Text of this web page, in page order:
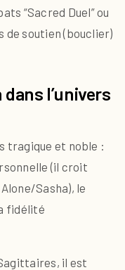
“Sacred Duel” ou
de soutien (bouclier)
l’univers
tragique et noble :
(il croit
Sasha), le
fidélité
il est